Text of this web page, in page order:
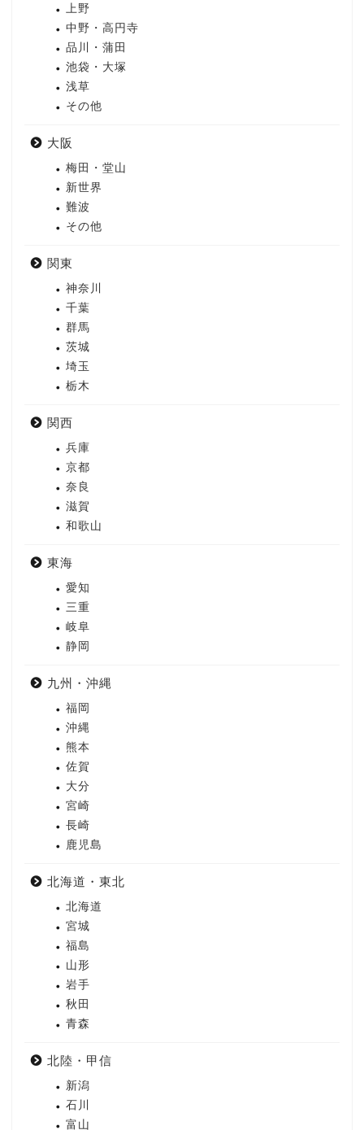
上野
中野・高円寺
品川・蒲田
池袋・大塚
浅草
その他
大阪
梅田・堂山
新世界
難波
その他
関東
神奈川
千葉
群馬
茨城
埼玉
栃木
関西
兵庫
京都
奈良
滋賀
和歌山
東海
愛知
三重
岐阜
静岡
九州・沖縄
福岡
沖縄
熊本
佐賀
大分
宮崎
長崎
鹿児島
北海道・東北
北海道
宮城
福島
山形
岩手
秋田
青森
北陸・甲信
新潟
石川
富山